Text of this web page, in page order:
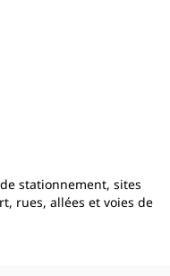
stationnement, sites
rues, allées et voies de